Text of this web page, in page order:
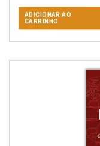
ADICIONAR AO
CARRINHO